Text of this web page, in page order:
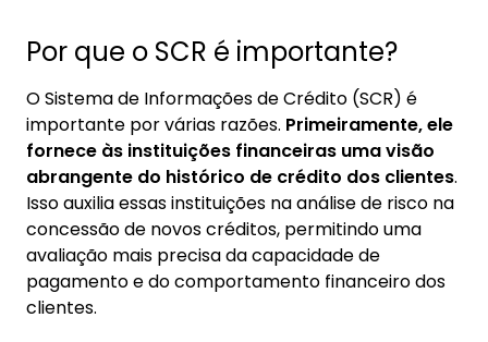
Por que o SCR é importante?
O Sistema de Informações de Crédito (SCR) é
importante por várias razões. Primeiramente, ele
fornece às instituições financeiras uma visão
abrangente do histórico de crédito dos clientes.
Isso auxilia essas instituições na análise de risco na
concessão de novos créditos, permitindo uma
avaliação mais precisa da capacidade de
pagamento e do comportamento financeiro dos
clientes.